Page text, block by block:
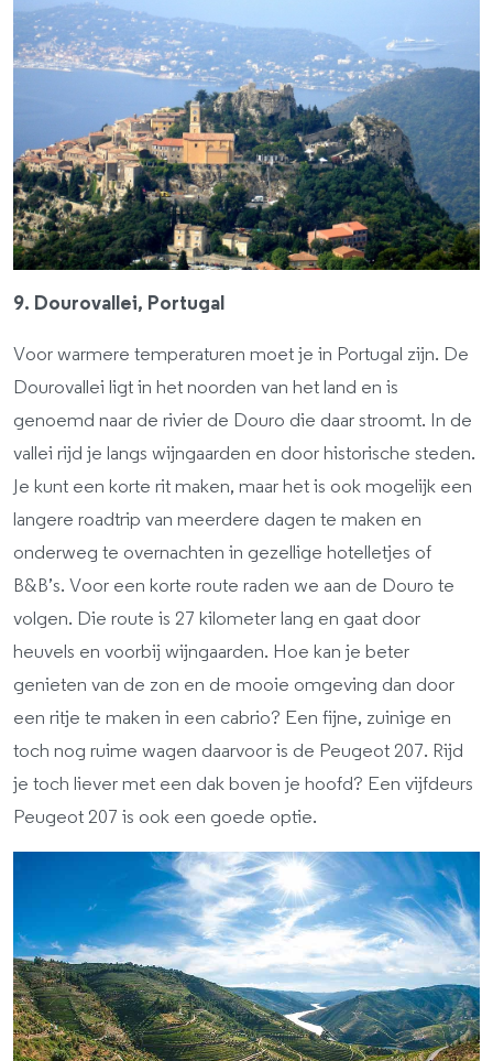
9. Dourovallei, Portugal
Voor warmere temperaturen moet je in Portugal zijn. De
Dourovallei ligt in het noorden van het land en is
genoemd naar de rivier de Douro die daar stroomt. In de
vallei rijd je langs wijngaarden en door historische steden.
Je kunt een korte rit maken, maar het is ook mogelijk een
langere roadtrip van meerdere dagen te maken en
onderweg te overnachten in gezellige hotelletjes of
B&B’s. Voor een korte route raden we aan de Douro te
volgen. Die route is 27 kilometer lang en gaat door
heuvels en voorbij wijngaarden. Hoe kan je beter
genieten van de zon en de mooie omgeving dan door
een ritje te maken in een cabrio? Een fijne, zuinige en
toch nog ruime wagen daarvoor is de Peugeot 207. Rijd
je toch liever met een dak boven je hoofd? Een vijfdeurs
Peugeot 207 is ook een goede optie.